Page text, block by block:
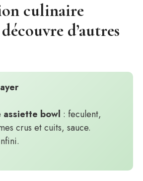
culinaire
d’autres
assiette bowl : feculent,
crus et cuits, sauce.